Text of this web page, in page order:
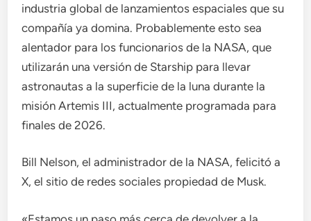
industria global de lanzamientos espaciales que su
compañía ya domina. Probablemente esto sea
alentador para los funcionarios de la NASA, que
utilizarán una versión de Starship para llevar
astronautas a la superficie de la luna durante la
misión Artemis III, actualmente programada para
finales de 2026.
Bill Nelson, el administrador de la NASA, felicitó a
X, el sitio de redes sociales propiedad de Musk.